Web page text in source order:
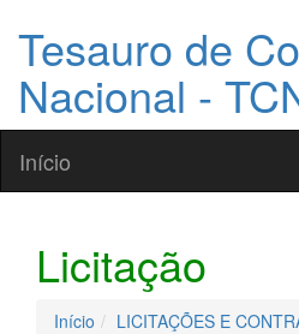
Tesauro de
Nacional -
Início
Licitação
Início LICITAÇÕES E